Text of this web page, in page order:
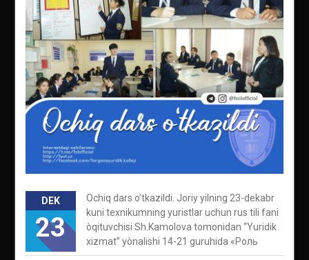
DEK
23
Ochiq dars o’tkazildi. Joriy yilning 23-dekabr
kuni texnikumning yuristlar uchun rus tili fani
òqituvchisi Sh.Kamolova tomonidan “Yuridik
xizmat” yònalishi 14-21 guruhida «Роль